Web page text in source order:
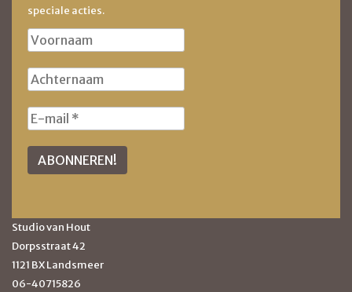
speciale acties.
Studio van Hout
Dorpsstraat 42
1121 BX Landsmeer
06-40715826